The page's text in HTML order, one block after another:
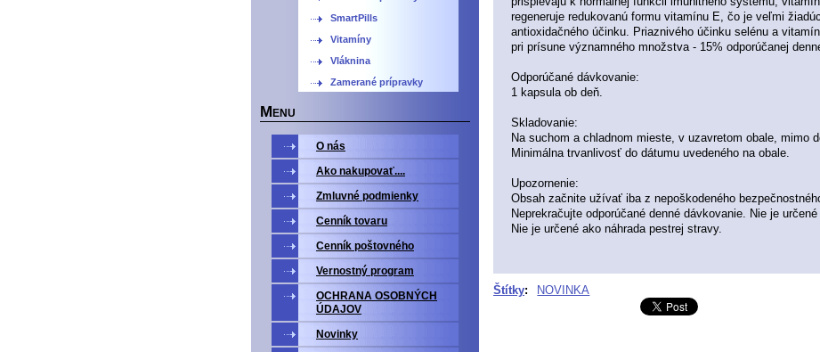
regeneruje redukovanú formu vitamínu E, čo je veľmi
antioxidačného účinku. Priaznivého účinku selénu a
pri prísune významného množstva - 15% odporúčanej
Odporúčané dávkovanie:
1 kapsula ob deň.
Skladovanie:
Na suchom a chladnom mieste, v uzavretom obale, mimo
Minimálna trvanlivosť do dátumu uvedeného na obale.
Upozornenie:
Obsah začnite užívať iba z nepoškodeného
Neprekračujte odporúčané denné dávkovanie. Nie je
Nie je určené ako náhrada pestrej stravy.
Štítky: NOVINKA
SmartPills
Vitamíny
Vláknina
Zamerané prípravky
M ENU
O nás
Ako nakupovať....
Zmluvné podmienky
Cenník tovaru
Cenník poštovného
Vernostný program
OCHRANA OSOBNÝCH
ÚDAJOV
Novinky